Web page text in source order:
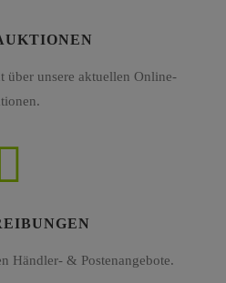
über unsere aktuellen Online-
Händler- & Postenangebote.